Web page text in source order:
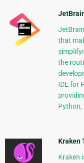
that
the
IDE for
Python,
Kraken
Kraken